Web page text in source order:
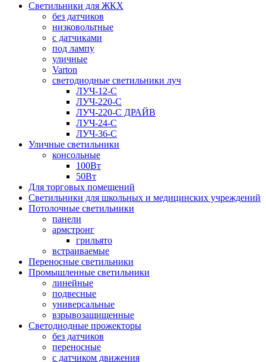
Светильники для ЖКХ
без датчиков
низковольтные
с датчиками
под лампу
уличные
Varton
светодиодные светильники луч
ЛУЧ-12-С
ЛУЧ-220-С
ЛУЧ-220-С ДРАЙВ
ЛУЧ-24-С
ЛУЧ-36-С
Уличные светильники
консольные
100Вт
50Вт
Для торговых помещений
Светильники для школьных и медицинских учреждений
Потолочные светильники
панели
армстронг
грильято
встраиваемые
Переносные светильники
Промышленные светильники
линейные
подвесные
универсальные
взрывозащищенные
Светодиодные прожекторы
без датчиков
переносные
с датчиком движения